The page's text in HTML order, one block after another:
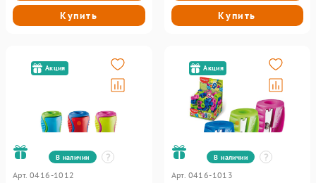
Купить Купить
Акция
В наличии
Арт. 0416-1012
Акция
В наличии
Арт. 0416-1013